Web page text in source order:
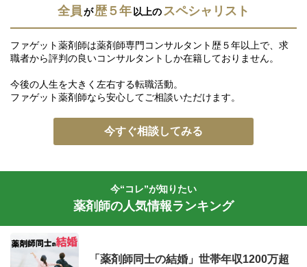
全員が歴５年 以上の スペシャリスト
ファゲット薬剤師は薬剤師専門コンサルタント歴５年以上で、求
職者から評判の良いコンサルタントしか在籍しておりません。
今後の人生を大きく左右する転職活動。
ファゲット薬剤師なら安心してご相談いただけます。
今すぐ相談してみる
今“コレ”が知りたい
薬剤師の人気情報ランキング
「薬剤師同士の結婚」世帯年収1200万超